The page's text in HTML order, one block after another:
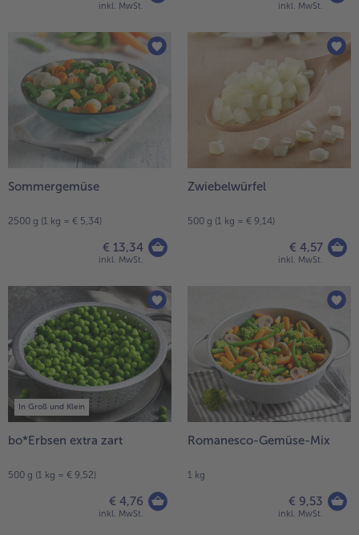
inkl. MwSt. inkl. MwSt.
Sommergemüse
2500 g (1 kg = € 5,34)
€ 13,34
inkl. MwSt.
Zwiebelwürfel
500 g (1 kg = € 9,14)
€ 4,57
inkl. MwSt.
In Groß und Klein
bo*Erbsen extra zart
500 g (1 kg = € 9,52)
€ 4,76
inkl. MwSt.
Romanesco-Gemüse-Mix
1 kg
€ 9,53
inkl. MwSt.